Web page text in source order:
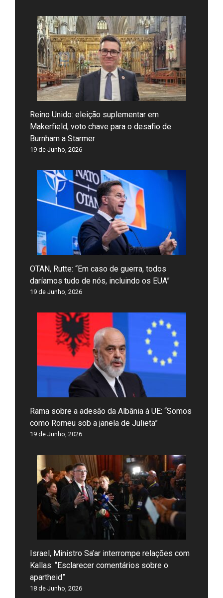
Reino Unido: eleição suplementar em
Makerfield, voto chave para o desafio de
Burnham a Starmer
19 de Junho, 2026
OTAN, Rutte: “Em caso de guerra, todos
daríamos tudo de nós, incluindo os EUA”
19 de Junho, 2026
Rama sobre a adesão da Albânia à UE: “Somos
como Romeu sob a janela de Julieta”
19 de Junho, 2026
Israel, Ministro Sa’ar interrompe relações com
Kallas: “Esclarecer comentários sobre o
apartheid”
18 de Junho, 2026